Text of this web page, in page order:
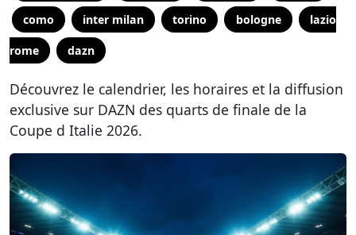
como inter milan torino bologne lazio
rome dazn
Découvrez le calendrier, les horaires et la diffusion
exclusive sur DAZN des quarts de finale de la
Coupe d Italie 2026.